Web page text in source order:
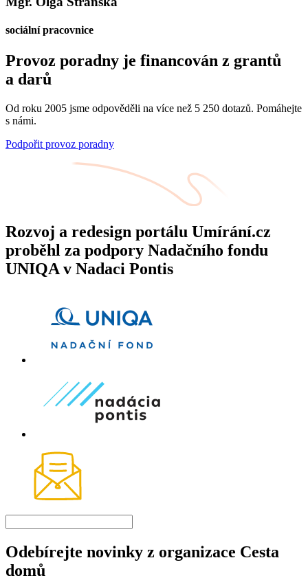
sociální pracovnice
Provoz poradny je financován z grantů
a darů
Od roku 2005 jsme odpověděli na více než 5 250 dotazů. Pomáhejte
s námi.
Podpořit provoz poradny
Rozvoj a redesign portálu Umírání.cz
proběhl za podpory Nadačního fondu
UNIQA v Nadaci Pontis
Odebírejte novinky z organizace Cesta
domů